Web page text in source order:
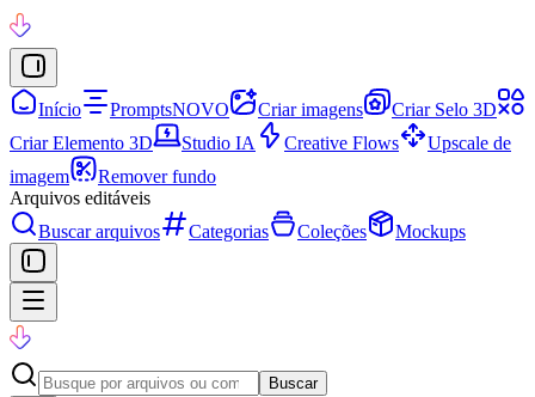
Início PromptsNOVO Criar imagens
Criar Selo 3D
Criar Elemento 3D
Studio IA Creative Flows
Upscale de
imagem
Remover fundo
Arquivos editáveis
Buscar arquivos
Categorias Coleções Mockups
Buscar